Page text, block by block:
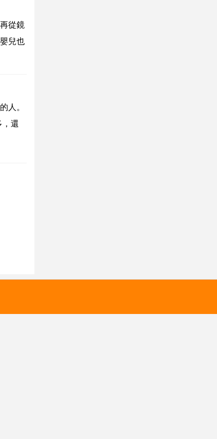
從鏡
兒也
人。
還